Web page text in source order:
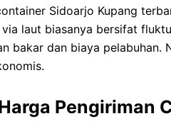
Sidoarjo Kupang
laut biasanya bersifat
bakar dan biaya pelabuhan.
Pengiriman